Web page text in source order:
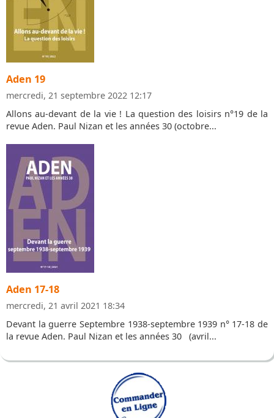
Aden 19
mercredi, 21 septembre 2022 12:17
Allons au-devant de la vie ! La question des loisirs n°19 de la
revue Aden. Paul Nizan et les années 30 (octobre...
Aden 17-18
mercredi, 21 avril 2021 18:34
Devant la guerre Septembre 1938-septembre 1939 n° 17-18 de
la revue Aden. Paul Nizan et les années 30 (avril...